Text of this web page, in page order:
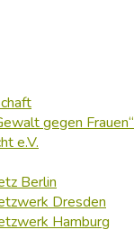
gegen Frauen“
e.V.
Berlin
Dresden
Hamburg